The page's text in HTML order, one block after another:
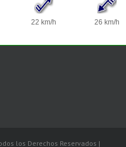
los Derechos Reservados |